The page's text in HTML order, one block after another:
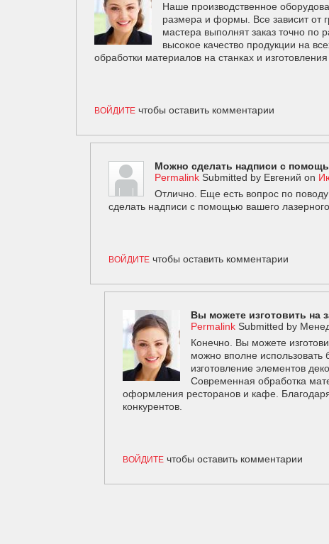
Наше производственное
размера и формы. Все зависит от
мастера выполнят заказ точно
высокое качество продукции на
обработки материалов на станках и
ВОЙДИТЕ чтобы оставить комментарии
Можно сделать надписи с
Permalink Submitted by Евгений on
Отлично. Еще есть вопрос по
сделать надписи с помощью вашего
ВОЙДИТЕ чтобы оставить комментарии
Вы можете изготовить на
Permalink Submitted by
Конечно. Вы можете
можно вполне использовать
изготовление элементов
Современная обработка
оформления ресторанов и кафе.
конкурентов.
ВОЙДИТЕ чтобы оставить комментарии